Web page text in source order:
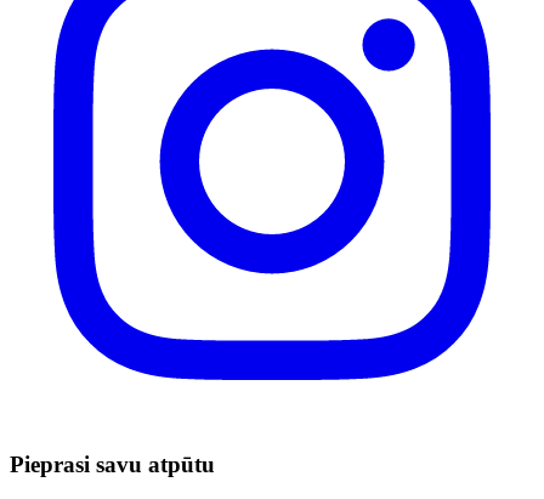
Pieprasi savu atpūtu